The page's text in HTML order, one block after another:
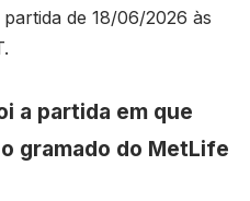
de 18/06/2026 às
a partida em que
gramado do MetLife